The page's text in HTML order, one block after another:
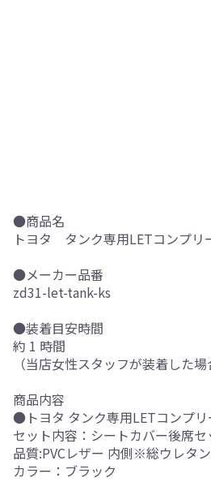
●商品名
トヨタ タンク専用LETコンプリ
●メーカー品番
zd31-let-tank-ks
●装着目安時間
約 1 時間
（当店女性スタッフが装着した場
商品内容
●トヨタ タンク専用LETコンプ
セット内容：シートカバー後席
品質:PVCレザー 内側※総ウレタ
カラー：ブラック